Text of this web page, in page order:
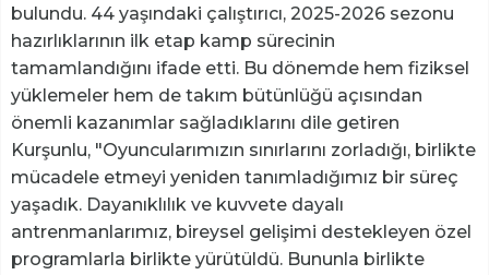
bulundu. 44 yaşındaki çalıştırıcı, 2025-2026 sezonu
hazırlıklarının ilk etap kamp sürecinin
tamamlandığını ifade etti. Bu dönemde hem fiziksel
yüklemeler hem de takım bütünlüğü açısından
önemli kazanımlar sağladıklarını dile getiren
Kurşunlu, "Oyuncularımızın sınırlarını zorladığı, birlikte
mücadele etmeyi yeniden tanımladığımız bir süreç
yaşadık. Dayanıklılık ve kuvvete dayalı
antrenmanlarımız, bireysel gelişimi destekleyen özel
programlarla birlikte yürütüldü. Bununla birlikte